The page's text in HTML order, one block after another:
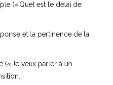
(« Quel est le délai de
et la pertinence de la
(« Je veux parler à un